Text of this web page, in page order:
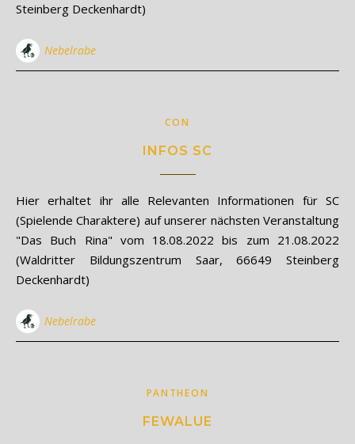
Steinberg Deckenhardt)
Nebelrabe
CON
INFOS SC
Hier erhaltet ihr alle Relevanten Informationen für SC
(Spielende Charaktere) auf unserer nächsten Veranstaltung
"Das Buch Rina" vom 18.08.2022 bis zum 21.08.2022
(Waldritter Bildungszentrum Saar, 66649 Steinberg
Deckenhardt)
Nebelrabe
PANTHEON
FEWALUE